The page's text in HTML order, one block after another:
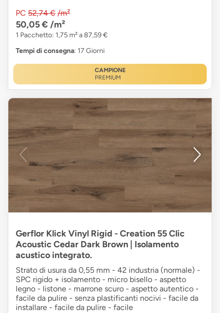
PC 52,74 € /m²
50,05 € /m²
1 Pacchetto: 1,75 m² a 87,59 €
Tempi di consegna: 17 Giorni
CAMPIONE
PREMIUM
Gerflor Klick Vinyl Rigid - Creation 55 Clic
Acoustic Cedar Dark Brown | Isolamento
acustico integrato.
Strato di usura da 0,55 mm - 42 industria (normale) -
SPC rigido + isolamento - micro bisello - aspetto
legno - listone - marrone scuro - aspetto autentico -
facile da pulire - senza plastificanti nocivi - facile da
installare - facile da pulire - facile